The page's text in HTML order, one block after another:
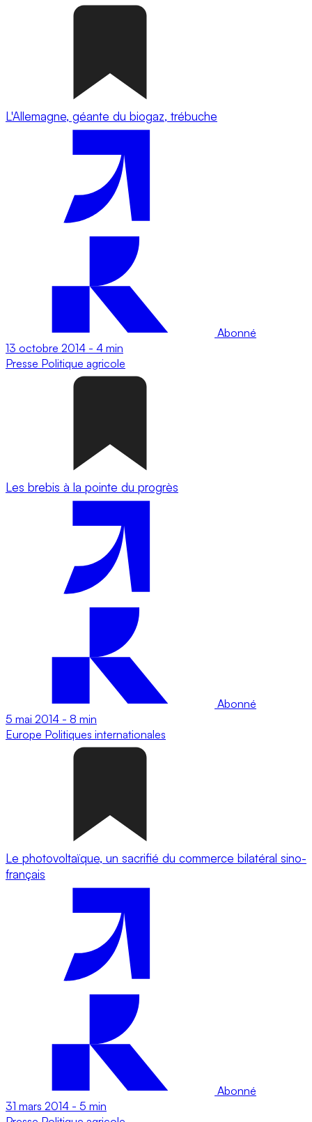
L'Allemagne, géante du biogaz, trébuche
Abonné
13 octobre 2014 - 4 min
Presse Politique agricole
Les brebis à la pointe du progrès
Abonné
5 mai 2014 - 8 min
Europe Politiques internationales
Le photovoltaïque, un sacrifié du commerce bilatéral sino-
français
Abonné
31 mars 2014 - 5 min